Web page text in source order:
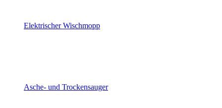
Elektrischer Wischmopp
Asche- und Trockensauger